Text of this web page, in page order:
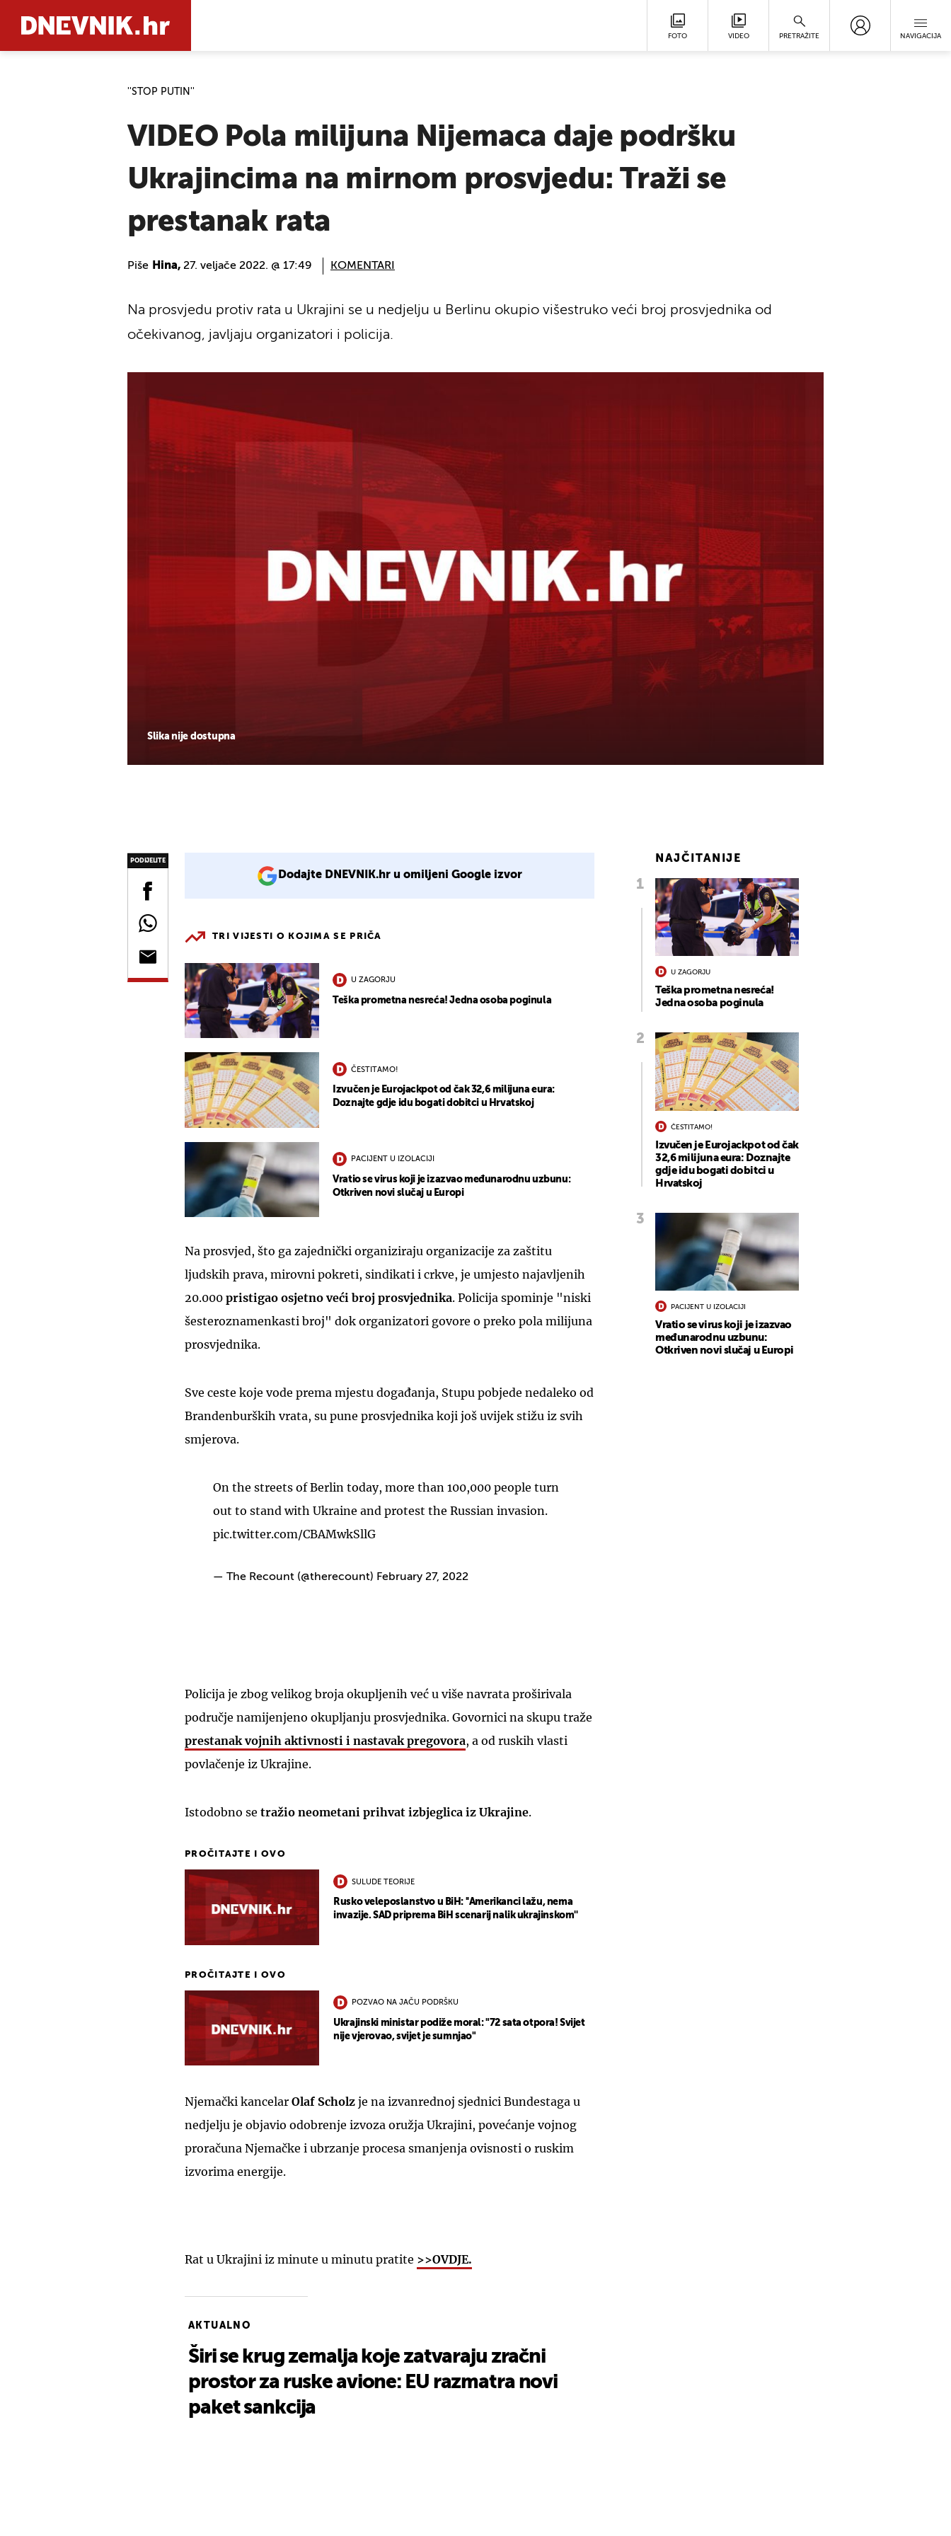
FOTO VIDEO PRETRAŽITE NAVIGACIJA
''STOP PUTIN''
VIDEO Pola milijuna Nijemaca daje podršku
Ukrajincima na mirnom prosvjedu: Traži se
prestanak rata
Piše Hina, 27. veljače 2022. @ 17:49 KOMENTARI
Slika nije dostupna
Na prosvjedu protiv rata u Ukrajini se u nedjelju u Berlinu okupio višestruko veći broj prosvjednika od
očekivanog, javljaju organizatori i policija.
PODIJELITE
Dodajte DNEVNIK.hr u omiljeni Google izvor
TRI VIJESTI O KOJIMA SE PRIČA
U ZAGORJU
Teška prometna nesreća! Jedna osoba poginula
ČESTITAMO!
Izvučen je Eurojackpot od čak 32,6 milijuna eura:
Doznajte gdje idu bogati dobitci u Hrvatskoj
PACIJENT U IZOLACIJI
Vratio se virus koji je izazvao međunarodnu uzbunu:
Otkriven novi slučaj u Europi
Na prosvjed, što ga zajednički organiziraju organizacije za zaštitu
ljudskih prava, mirovni pokreti, sindikati i crkve, je umjesto najavljenih
20.000 pristigao osjetno veći broj prosvjednika. Policija spominje "niski
šesteroznamenkasti broj" dok organizatori govore o preko pola milijuna
prosvjednika.
Sve ceste koje vode prema mjestu događanja, Stupu pobjede nedaleko od
Brandenburških vrata, su pune prosvjednika koji još uvijek stižu iz svih
smjerova.
On the streets of Berlin today, more than 100,000 people turn
out to stand with Ukraine and protest the Russian invasion.
pic.twitter.com/CBAMwkSllG
— The Recount (@therecount) February 27, 2022
Policija je zbog velikog broja okupljenih već u više navrata proširivala
područje namijenjeno okupljanju prosvjednika. Govornici na skupu traže
prestanak vojnih aktivnosti i nastavak pregovora, a od ruskih vlasti
povlačenje iz Ukrajine.
Istodobno se tražio neometani prihvat izbjeglica iz Ukrajine.
PROČITAJTE I OVO
SULUDE TEORIJE
Rusko veleposlanstvo u BiH: ''Amerikanci lažu, nema
invazije. SAD priprema BiH scenarij nalik ukrajinskom''
PROČITAJTE I OVO
POZVAO NA JAČU PODRŠKU
Ukrajinski ministar podiže moral: "72 sata otpora! Svijet
nije vjerovao, svijet je sumnjao"
Njemački kancelar Olaf Scholz je na izvanrednoj sjednici Bundestaga u
nedjelju je objavio odobrenje izvoza oružja Ukrajini, povećanje vojnog
proračuna Njemačke i ubrzanje procesa smanjenja ovisnosti o ruskim
izvorima energije.
Rat u Ukrajini iz minute u minutu pratite >>OVDJE.
AKTUALNO
Širi se krug zemalja koje zatvaraju zračni
prostor za ruske avione: EU razmatra novi
paket sankcija
NAJČITANIJE
U ZAGORJU
Teška prometna nesreća!
Jedna osoba poginula
ČESTITAMO!
Izvučen je Eurojackpot od čak
32,6 milijuna eura: Doznajte
gdje idu bogati dobitci u
Hrvatskoj
PACIJENT U IZOLACIJI
Vratio se virus koji je izazvao
međunarodnu uzbunu:
Otkriven novi slučaj u Europi
UKLJUČITE NOTIFIKACIJE